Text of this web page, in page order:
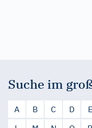
Suche im
A B C D E